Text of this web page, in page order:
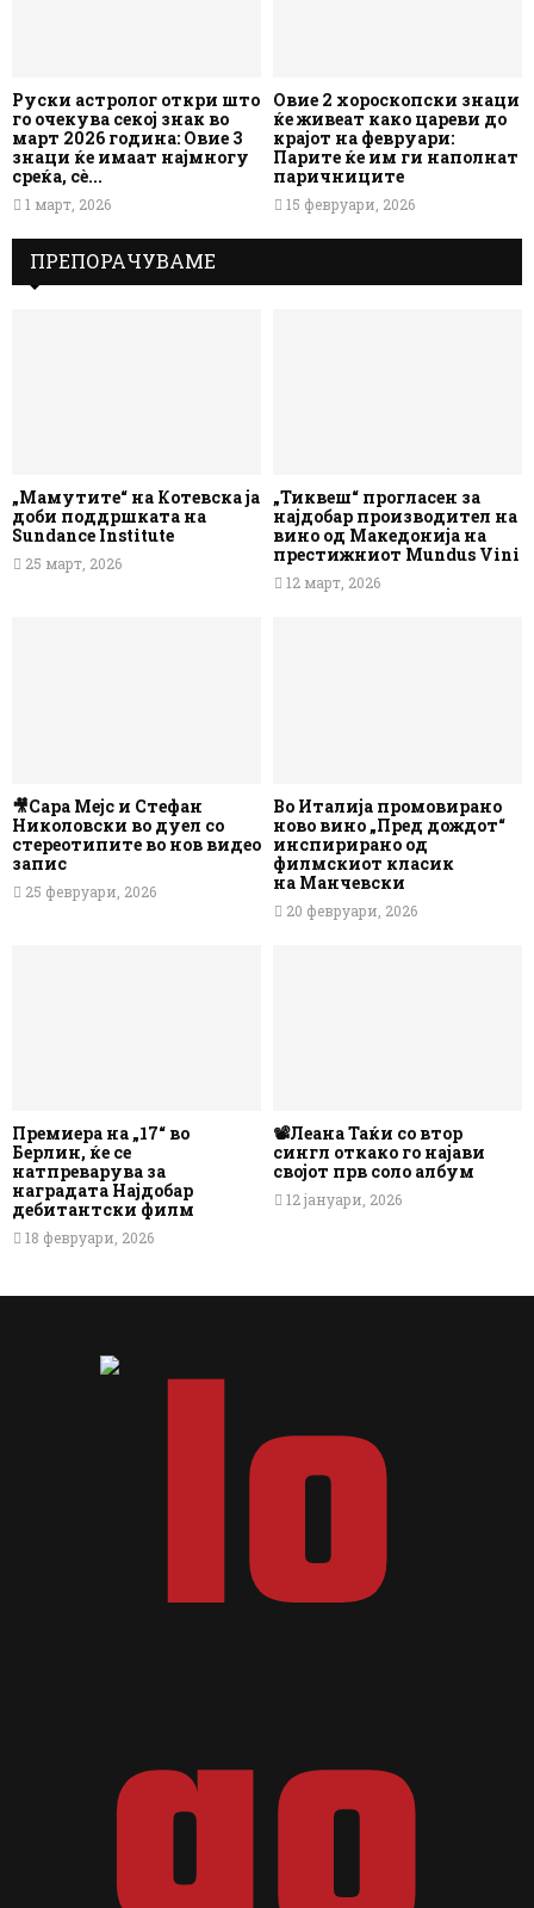
Руски астролог откри што
го очекува секој знак во
март 2026 година: Овие 3
знаци ќе имаат најмногу
среќа, сè...
1 март, 2026
Овие 2 хороскопски знаци
ќе живеат како цареви до
крајот на февруари:
Парите ќе им ги наполнат
паричниците
15 февруари, 2026
ПРЕПОРАЧУВАМЕ
„Мамутите“ на Котевска ја
доби поддршката на
Sundance Institute
25 март, 2026
„Тиквеш“ прогласен за
најдобар производител на
вино од Македонија на
престижниот Mundus Vini
12 март, 2026
🎥Сара Мејс и Стефан
Николовски во дуел со
стереотипите во нов видео
запис
25 февруари, 2026
Во Италија промовирано
ново вино „Пред дождот“
инспирирано од
филмскиот класик
на Манчевски
20 февруари, 2026
Премиера на „17“ во
Берлин, ќе се
натпреварува за
наградата Најдобар
дебитантски филм
18 февруари, 2026
📽️Леана Таќи со втор
сингл откако го најави
својот прв соло албум
12 јануари, 2026